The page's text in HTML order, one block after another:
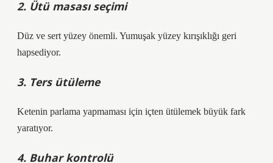
2. Ütü masası seçimi
Düz ve sert yüzey önemli. Yumuşak yüzey kırışıklığı geri
hapsediyor.
3. Ters ütüleme
Ketenin parlama yapmaması için içten ütülemek büyük fark
yaratıyor.
4. Buhar kontrolü